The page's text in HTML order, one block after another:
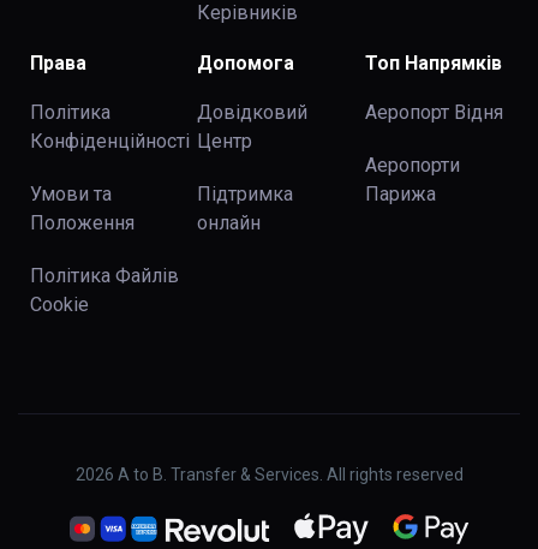
Керівників
Права
Політика
Конфіденційності
Умови та
Положення
Політика Файлів
Cookie
Допомога
Довідковий
Центр
Підтримка
онлайн
Топ Напрямків
Аеропорт Відня
Аеропорти
Парижа
2026 A to B. Transfer & Services. All rights reserved